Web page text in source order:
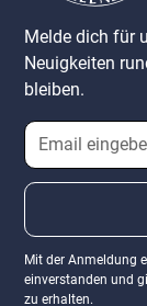
Melde dich für
Neuigkeiten
bleiben.
Mit der Anmeldung
einverstanden und
zu erhalten.